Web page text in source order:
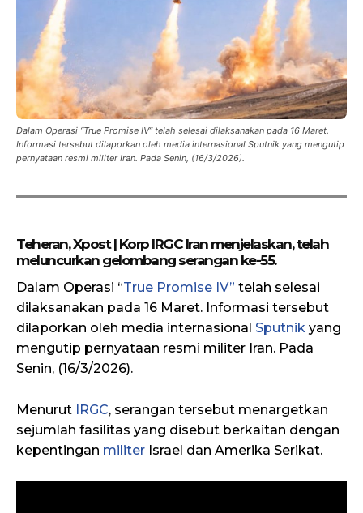
Dalam Operasi “True Promise IV” telah selesai dilaksanakan pada 16 Maret.
Informasi tersebut dilaporkan oleh media internasional Sputnik yang mengutip
pernyataan resmi militer Iran. Pada Senin, (16/3/2026).
Teheran, Xpost | Korp IRGC Iran menjelaskan, telah
meluncurkan gelombang serangan ke-55.
Dalam Operasi “True Promise IV” telah selesai
dilaksanakan pada 16 Maret. Informasi tersebut
dilaporkan oleh media internasional Sputnik yang
mengutip pernyataan resmi militer Iran. Pada
Senin, (16/3/2026).
Menurut IRGC, serangan tersebut menargetkan
sejumlah fasilitas yang disebut berkaitan dengan
kepentingan militer Israel dan Amerika Serikat.